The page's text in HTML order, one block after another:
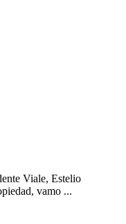
Viale, Estelio
vamo ...